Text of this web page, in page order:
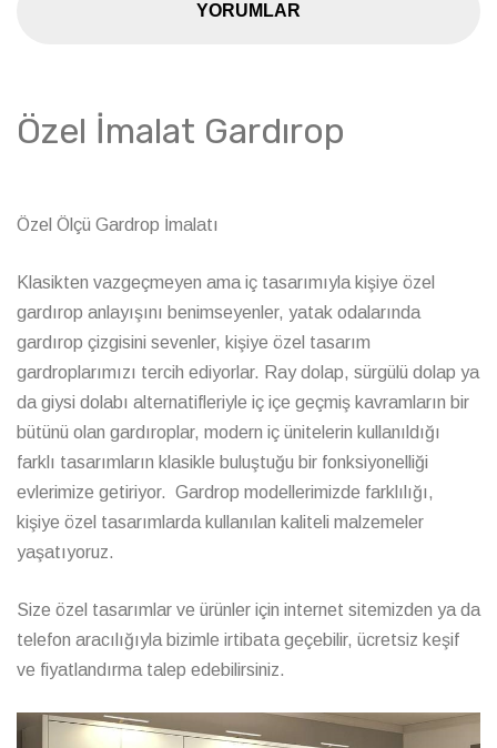
YORUMLAR
Özel İmalat Gardırop
Özel Ölçü Gardrop İmalatı
Klasikten vazgeçmeyen ama iç tasarımıyla kişiye özel
gardırop anlayışını benimseyenler, yatak odalarında
gardırop çizgisini sevenler, kişiye özel tasarım
gardroplarımızı tercih ediyorlar. Ray dolap, sürgülü dolap ya
da giysi dolabı alternatifleriyle iç içe geçmiş kavramların bir
bütünü olan gardıroplar, modern iç ünitelerin kullanıldığı
farklı tasarımların klasikle buluştuğu bir fonksiyonelliği
evlerimize getiriyor. Gardrop modellerimizde farklılığı,
kişiye özel tasarımlarda kullanılan kaliteli malzemeler
yaşatıyoruz.
Size özel tasarımlar ve ürünler için internet sitemizden ya da
telefon aracılığıyla bizimle irtibata geçebilir, ücretsiz keşif
ve fiyatlandırma talep edebilirsiniz.